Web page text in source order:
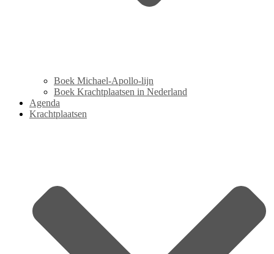
Boek Michael-Apollo-lijn
Boek Krachtplaatsen in Nederland
Agenda
Krachtplaatsen